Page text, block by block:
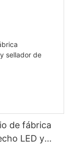
de fábrica
LED y